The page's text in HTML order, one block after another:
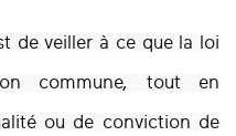
de veiller à ce que la loi
commune, tout en
ou de conviction de